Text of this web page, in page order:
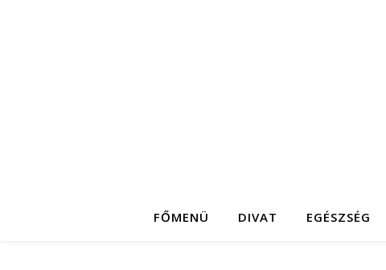
FŐMENÜ DIVAT EGÉSZSÉG